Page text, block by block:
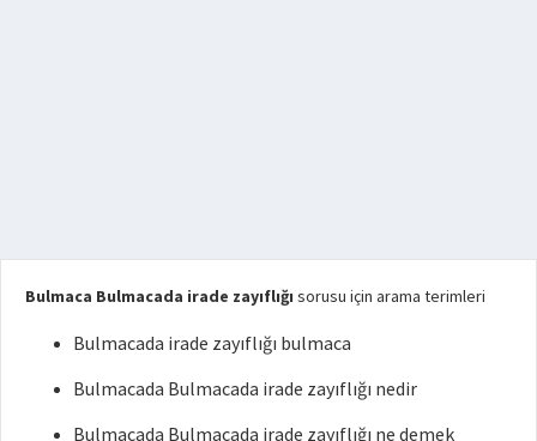
Bulmaca Bulmacada irade zayıflığı sorusu için arama terimleri
Bulmacada irade zayıflığı bulmaca
Bulmacada Bulmacada irade zayıflığı nedir
Bulmacada Bulmacada irade zayıflığı ne demek